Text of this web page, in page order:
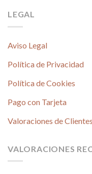
LEGAL
Aviso Legal
Política de Privacidad
Política de Cookies
Pago con Tarjeta
Valoraciones de Clientes
VALORACIONES